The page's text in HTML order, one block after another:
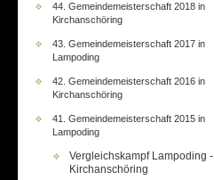
44. Gemeindemeisterschaft 2018 in
Kirchanschöring
43. Gemeindemeisterschaft 2017 in
Lampoding
42. Gemeindemeisterschaft 2016 in
Kirchanschöring
41. Gemeindemeisterschaft 2015 in
Lampoding
Vergleichskampf Lampoding -
Kirchanschöring